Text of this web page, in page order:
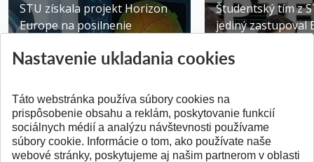
STU získala projekt Horizon
Europe na posilnenie
Publikované 31.07.2026
Študentský tím z
jediný zastupoval
Publikované
Nastavenie ukladania cookies
Táto webstránka používa súbory cookies na
prispôsobenie obsahu a reklám, poskytovanie funkcií
sociálnych médií a analýzu návštevnosti používame
súbory cookie. Informácie o tom, ako používate naše
webové stránky, poskytujeme aj našim partnerom v oblasti